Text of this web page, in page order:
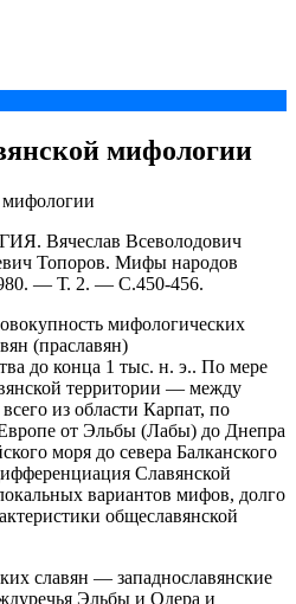
мифологии
Всеволодович
Топоров. Мифы народов
— Т. 2. — С.450-456.
мифологических
(праславян)
до конца 1 тыс. н. э.. По мере
территории — между
из области Карпат, по
от Эльбы (Лабы) до Днепра
моря до севера Балканского
Славянской
вариантов мифов, долго
общеславянской
славян — западнославянские
Эльбы и Одера и